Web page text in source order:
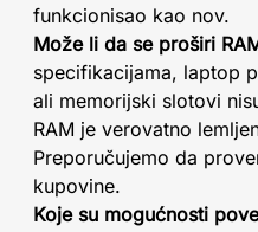
funkcionisao kao nov.
Može li da se proširi
specifikacijama, laptop
ali memorijski slotovi
RAM je verovatno
Preporučujemo da
kupovine.
Koje su mogućnosti